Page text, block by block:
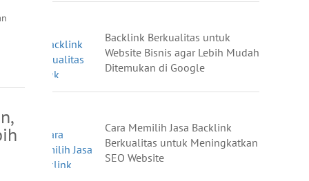
Backlink Berkualitas untuk
Website Bisnis agar Lebih Mudah
Ditemukan di Google
Cara Memilih Jasa Backlink
Berkualitas untuk Meningkatkan
SEO Website